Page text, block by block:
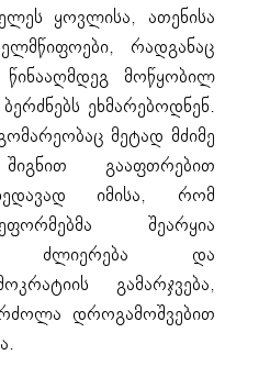
ყოვლისა, ათენისა
რადგანაც
მოწყობილ
ეხმარებოდნენ.
მეტად მძიმე
გააფთრებით
იმისა, რომ
შეარყია
ძლიერება და
გამარჯვება,
დროგამოშვებით